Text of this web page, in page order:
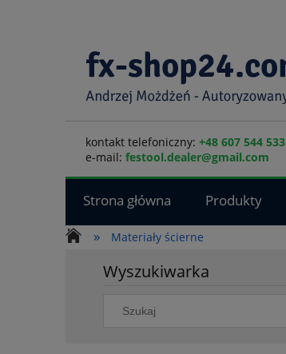
kontakt telefoniczny: +48 607 544 533
e-mail: festool.dealer@gmail.com
Strona główna Produkty
»
Materiały ścierne
Wyszukiwarka